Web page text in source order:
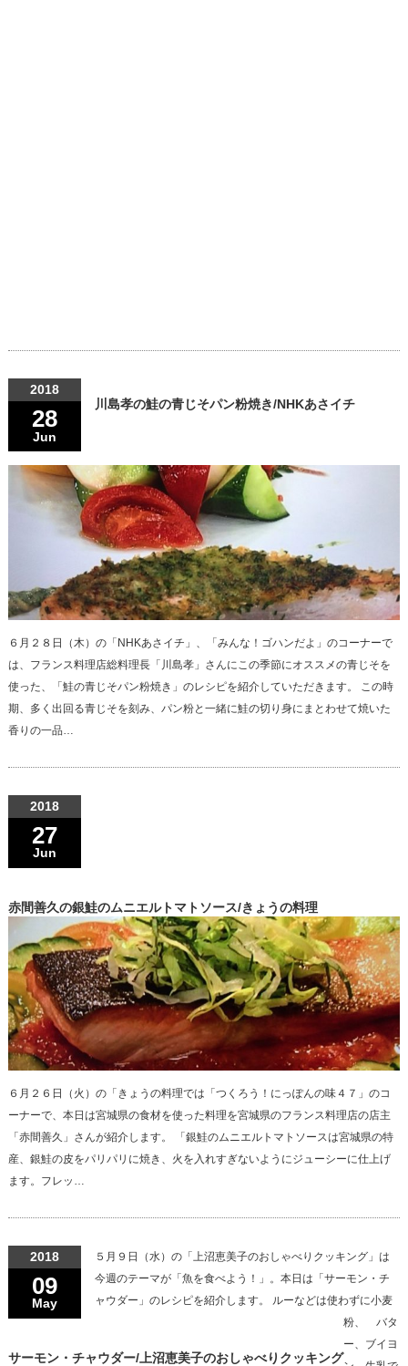
2018
28
Jun
川島孝の鮭の青じそパン粉焼き/NHKあさイチ
６月２８日（木）の「NHKあさイチ」、「みんな！ゴハンだよ」のコーナーで
は、フランス料理店総料理長「川島孝」さんにこの季節にオススメの青じそを
使った、「鮭の青じそパン粉焼き」のレシピを紹介していただきます。 この時
期、多く出回る青じそを刻み、パン粉と一緒に鮭の切り身にまとわせて焼いた
香りの一品…
2018
27
Jun
赤間善久の銀鮭のムニエルトマトソース/きょうの料理
６月２６日（火）の「きょうの料理では「つくろう！にっぽんの味４７」のコ
ーナーで、本日は宮城県の食材を使った料理を宮城県のフランス料理店の店主
「赤間善久」さんが紹介します。 「銀鮭のムニエルトマトソースは宮城県の特
産、銀鮭の皮をパリパリに焼き、火を入れすぎないようにジューシーに仕上げ
ます。フレッ…
2018
09
May
サーモン・チャウダー/上沼恵美子のおしゃべりクッキング
５月９日（水）の「上沼恵美子のおしゃべりクッキング」は
今週のテーマが「魚を食べよう！」。本日は「サーモン・チ
ャウダー」のレシピを紹介します。 ルーなどは使わずに小麦
粉、 バタ
ー、ブイヨ